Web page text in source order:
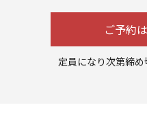
ご予約
定員になり次第締め